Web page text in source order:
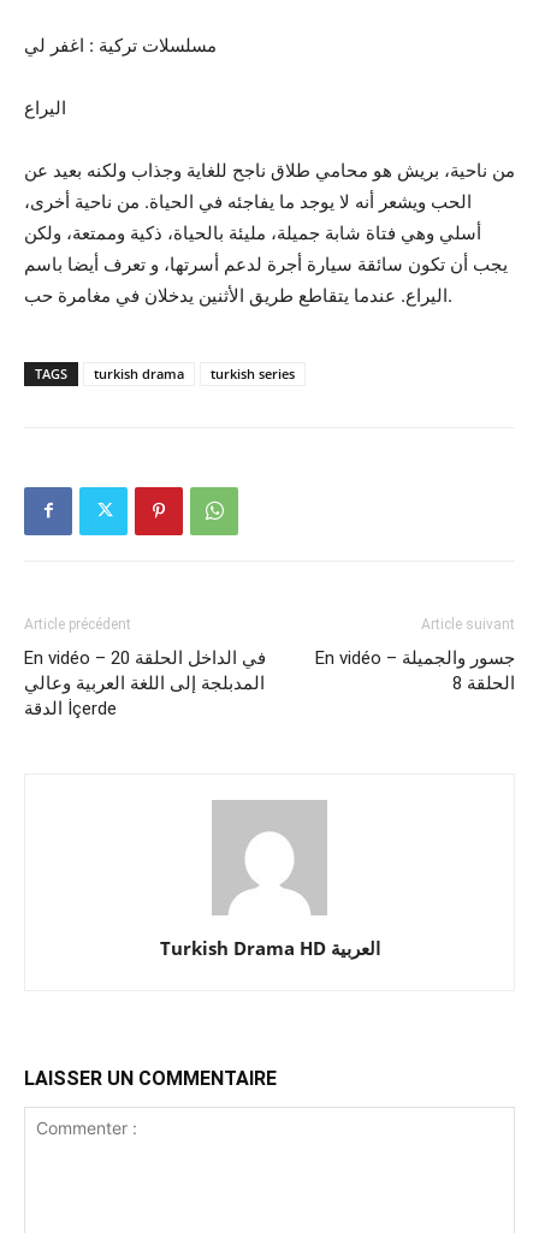
مسلسلات تركية : اغفر لي
اليراع
من ناحية، بريش هو محامي طلاق ناجح للغاية وجذاب ولكنه بعيد عن
الحب ويشعر أنه لا يوجد ما يفاجئه في الحياة. من ناحية أخرى،
أسلي وهي فتاة شابة جميلة، مليئة بالحياة، ذكية وممتعة، ولكن
يجب أن تكون سائقة سيارة أجرة لدعم أسرتها، و تعرف أيضا باسم
اليراع. عندما يتقاطع طريق الأثنين يدخلان في مغامرة حب.
TAGS turkish drama turkish series
Article précédent
En vidéo – في الداخل الحلقة 20
المدبلجة إلى اللغة العربية وعالي
الدقة İçerde
Article suivant
En vidéo – جسور والجميلة
الحلقة 8
Turkish Drama HD العربية
LAISSER UN COMMENTAIRE